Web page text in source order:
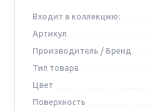
Входит в коллекцию:
Артикул
Производитель / Бренд
Тип товара
Цвет
Поверхность